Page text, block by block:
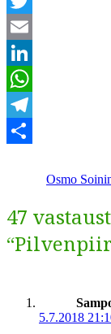
Twitter
Email
LinkedIn
WhatsApp
Telegram
Osmo
47
5.7.2018